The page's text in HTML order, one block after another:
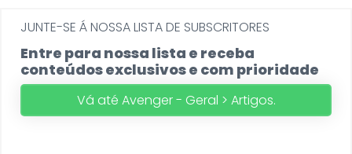
JUNTE-SE Á NOSSA LISTA DE SUBSCRITORES
Entre para nossa lista e receba
conteúdos exclusivos e com prioridade
Vá até Avenger - Geral > Artigos.